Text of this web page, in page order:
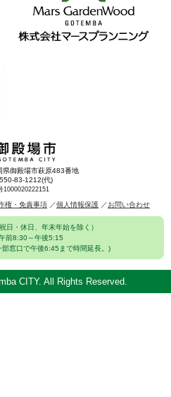
御殿場市萩原483番地
83-1212(代)
1000020222151
権・免責事項 個人情報保護 お問い合わせ
日・休日、年末年始を除く）
前8:30～午後5:15
部窓口で午後6:45まで時間延長。)
CITY. All Rights Reserved.